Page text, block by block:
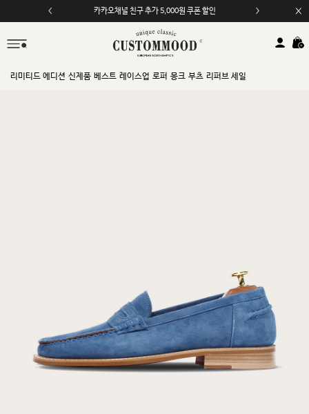
카카오채널 친구 추가 5,000원 쿠폰 할인
모바일 앱 자동 2,000원 할인
리미티드 에디션 신제품 베스트 레이스업 로퍼 몽크 부츠 리퍼브 세일